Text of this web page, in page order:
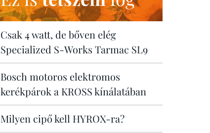
Csak 4 watt, de bőven elég
Specialized S-Works Tarmac SL9
Bosch motoros elektromos
kerékpárok a KROSS kínálatában
Milyen cipő kell HYROX-ra?